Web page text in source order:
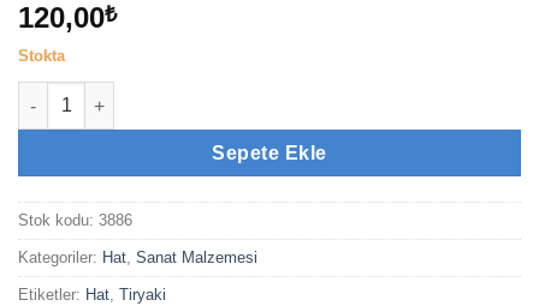
120,00₺
Stokta
Bambu Kalem No:02 adet
Sepete Ekle
Stok kodu: 3886
Kategoriler: Hat, Sanat Malzemesi
Etiketler: Hat, Tiryaki